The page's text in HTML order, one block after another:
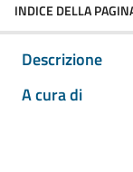
INDICE DELLA
Descrizione
A cura di